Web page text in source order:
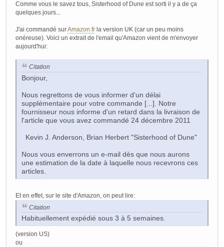
Comme vous le savez tous, Sisterhood of Dune est sorti il y a de ça
quelques jours...
J'ai commandé surAmazon.fr la version UK (car un peu moins
onéreuse). Voici un extrait de l'email qu'Amazon vient de m'envoyer
aujourd'hui:
Citation
Bonjour,
Nous regrettons de vous informer d'un délai
supplémentaire pour votre commande [...]. Notre
fournisseur nous informe d'un retard dans la livraison de
l'article que vous avez commandé 24 décembre 2011
Kevin J. Anderson, Brian Herbert "Sisterhood of Dune"
Nous vous enverrons un e-mail dès que nous aurons
une estimation de la date à laquelle nous recevrons ces
articles.
Et en effet, sur le site d'Amazon, on peut lire:
Citation
Habituellement expédié sous 3 à 5 semaines.
(version US)
ou